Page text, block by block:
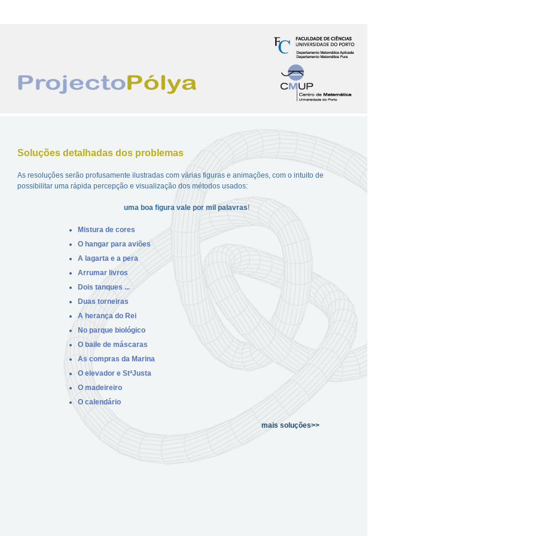
Soluções detalhadas dos problemas
As resoluções serão profusamente ilustradas com várias figuras e animações, com o intuito de
possibilitar uma rápida percepção e visualização dos métodos usados:
uma boa figura vale por mil palavras!
Mistura de cores
O hangar para aviões
A lagarta e a pera
Arrumar livros
Dois tanques ...
Duas torneiras
A herança do Rei
No parque biológico
O baile de máscaras
As compras da Marina
O elevador e StªJusta
O madeireiro
O calendário
mais soluções>>